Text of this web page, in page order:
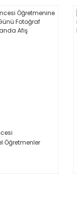
Öğretmenler